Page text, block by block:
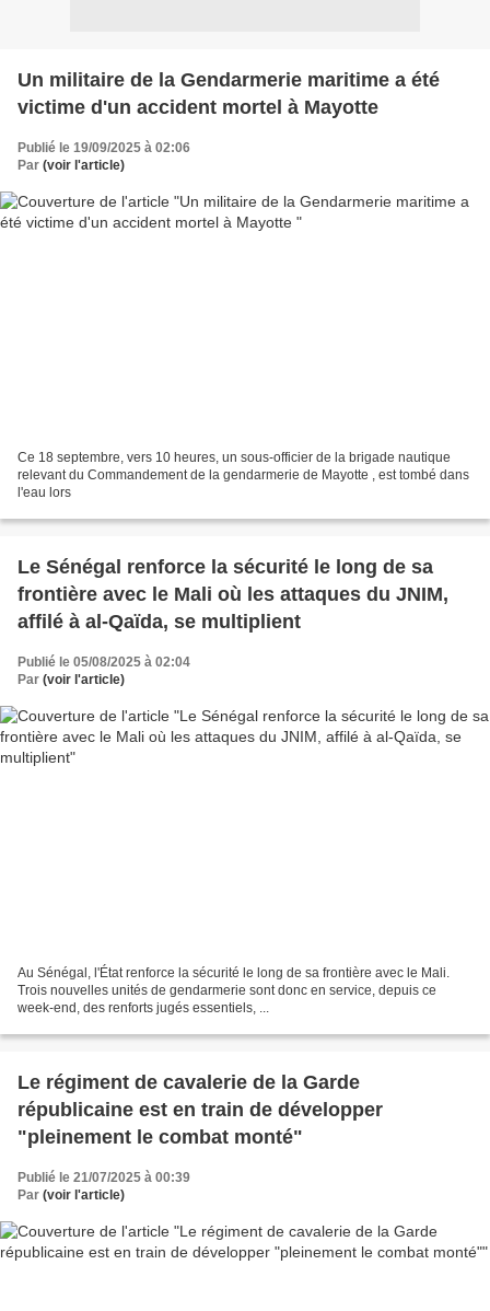
Un militaire de la Gendarmerie maritime a été
victime d'un accident mortel à Mayotte
Publié le 19/09/2025 à 02:06
Par (voir l'article)
Ce 18 septembre, vers 10 heures, un sous-officier de la brigade nautique
relevant du Commandement de la gendarmerie de Mayotte , est tombé dans
l'eau lors
Le Sénégal renforce la sécurité le long de sa
frontière avec le Mali où les attaques du JNIM,
affilé à al-Qaïda, se multiplient
Publié le 05/08/2025 à 02:04
Par (voir l'article)
Au Sénégal, l'État renforce la sécurité le long de sa frontière avec le Mali.
Trois nouvelles unités de gendarmerie sont donc en service, depuis ce
week-end, des renforts jugés essentiels, ...
Le régiment de cavalerie de la Garde
républicaine est en train de développer
"pleinement le combat monté"
Publié le 21/07/2025 à 00:39
Par (voir l'article)